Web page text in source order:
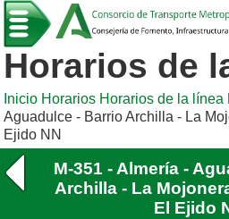
Horarios de
Inicio Horarios Horarios de la línea
Aguadulce - Barrio Archilla - La
Ejido NN
M-351 - Almería -
Archilla - La
El Ejido